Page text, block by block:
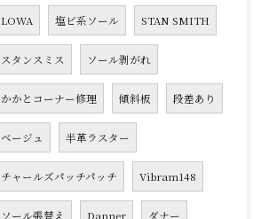
LOWA 塩ビ系ソール STAN SMITH
スタンスミス ソール剥がれ
かかとコーナー修理 傾斜板 段差あり
ベージュ 半革ラスター
チャールズパッチパッチ Vibram148
ソール張替え Danner ダナー